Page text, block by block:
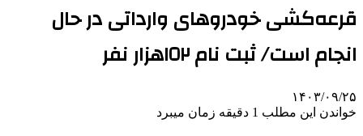
قرعه‌کشی خودروهای وارداتی‌ در حال
انجام است/ ثبت نام ١٥٢هزار نفر
۱۴۰۳/۰۹/۲۵
خواندن این مطلب 1 دقیقه زمان میبرد